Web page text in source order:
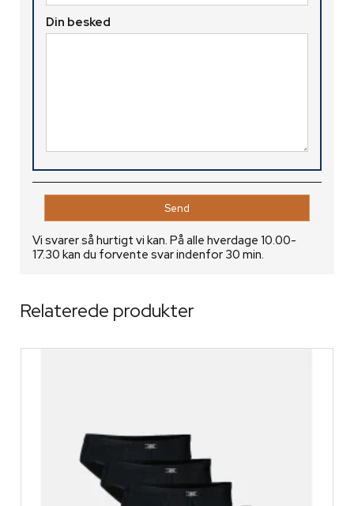
Din besked
Vi svarer så hurtigt vi kan. På alle hverdage 10.00-
17.30 kan du forvente svar indenfor 30 min.
Relaterede produkter